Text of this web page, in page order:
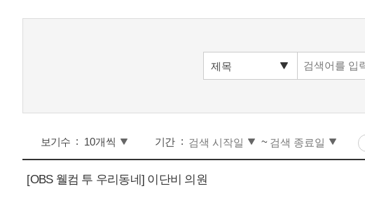
보기수 기간 ~
[OBS 웰컴 투 우리동네] 이단비 의원